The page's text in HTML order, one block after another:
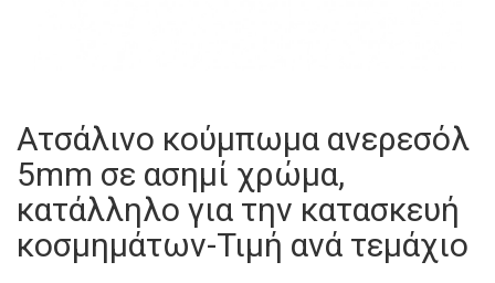
Ατσάλινο κούμπωμα ανερεσόλ
5mm σε ασημί χρώμα,
κατάλληλο για την κατασκευή
κοσμημάτων-Τιμή ανά τεμάχιο